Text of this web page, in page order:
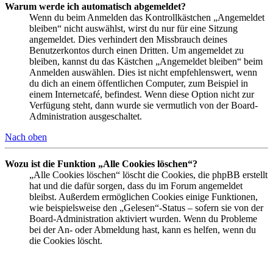
Warum werde ich automatisch abgemeldet?
Wenn du beim Anmelden das Kontrollkästchen „Angemeldet
bleiben“ nicht auswählst, wirst du nur für eine Sitzung
angemeldet. Dies verhindert den Missbrauch deines
Benutzerkontos durch einen Dritten. Um angemeldet zu
bleiben, kannst du das Kästchen „Angemeldet bleiben“ beim
Anmelden auswählen. Dies ist nicht empfehlenswert, wenn
du dich an einem öffentlichen Computer, zum Beispiel in
einem Internetcafé, befindest. Wenn diese Option nicht zur
Verfügung steht, dann wurde sie vermutlich von der Board-
Administration ausgeschaltet.
Nach oben
Wozu ist die Funktion „Alle Cookies löschen“?
„Alle Cookies löschen“ löscht die Cookies, die phpBB erstellt
hat und die dafür sorgen, dass du im Forum angemeldet
bleibst. Außerdem ermöglichen Cookies einige Funktionen,
wie beispielsweise den „Gelesen“-Status – sofern sie von der
Board-Administration aktiviert wurden. Wenn du Probleme
bei der An- oder Abmeldung hast, kann es helfen, wenn du
die Cookies löscht.